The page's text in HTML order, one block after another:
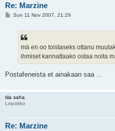
Re: Marzine
PSun 11 Nov 2007, 21:29
mä en oo toistaseks ottanu
ihmiset kannattaako ostaa noita
Postafeneista et ainakaan saa ...
tila saha
Lepakko
Re: Marzine